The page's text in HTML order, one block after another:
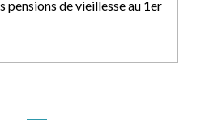
pensions de vieillesse au 1er